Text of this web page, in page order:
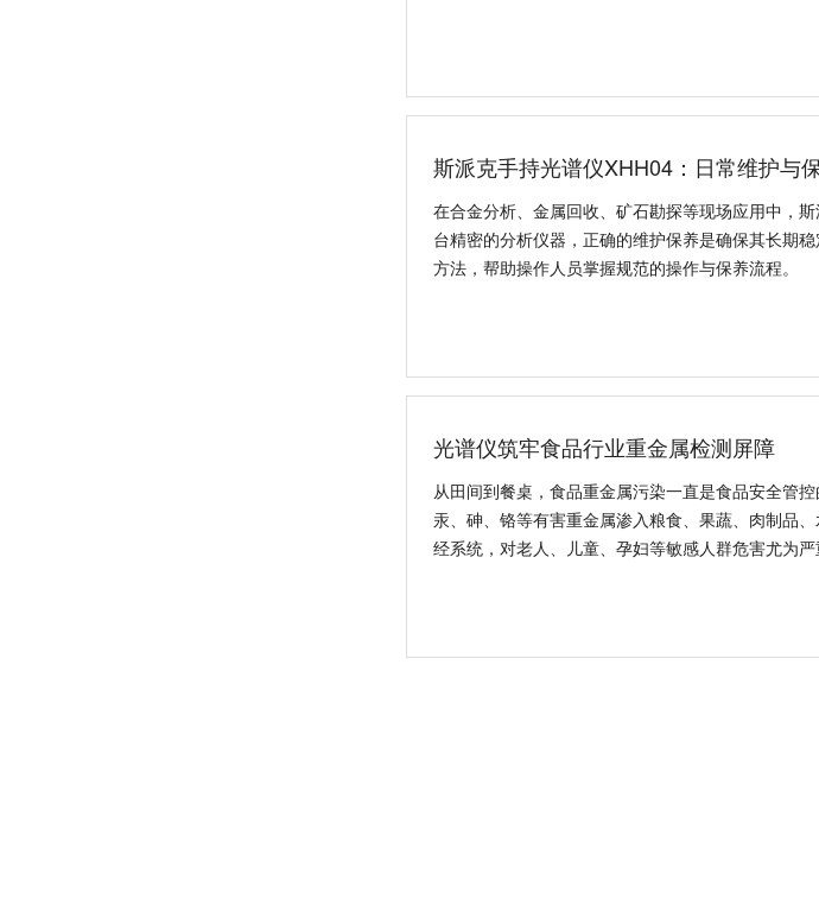
在合金分析、金属回收、矿石勘探等现场应用中，
台精密的分析仪器，正确的维护保养是确保其长期
从田间到餐桌，食品重金属污染一直是食品安全管
汞、砷、铬等有害重金属渗入粮食、果蔬、肉制品